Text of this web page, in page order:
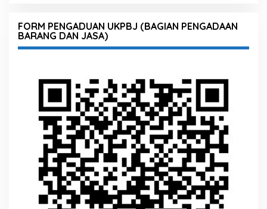
FORM PENGADUAN UKPBJ (BAGIAN PENGADAAN
BARANG DAN JASA)